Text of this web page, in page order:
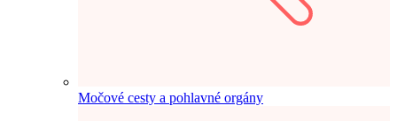
Močové cesty a pohlavné orgány